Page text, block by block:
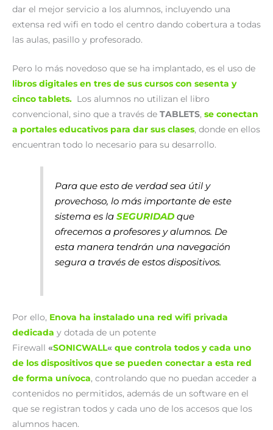
dar el mejor servicio a los alumnos, incluyendo una
extensa red wifi en todo el centro dando cobertura a todas
las aulas, pasillo y profesorado.
Pero lo más novedoso que se ha implantado, es el uso de
libros digitales en tres de sus cursos con sesenta y
cinco tablets. Los alumnos no utilizan el libro
convencional, sino que a través de TABLETS, se conectan
a portales educativos para dar sus clases, donde en ellos
encuentran todo lo necesario para su desarrollo.
Para que esto de verdad sea útil y
provechoso, lo más importante de este
sistema es la SEGURIDADque
ofrecemos a profesores y alumnos. De
esta manera tendrán una navegación
segura a través de estos dispositivos.
Por ello, Enova ha instalado una red wifi privada
dedicada y dotada de un potente
Firewall «SONICWALL« que controla todos y cada uno
de los dispositivos que se pueden conectar a esta red
de forma unívoca, controlando que no puedan acceder a
contenidos no permitidos, además de un software en el
que se registran todos y cada uno de los accesos que los
alumnos hacen.